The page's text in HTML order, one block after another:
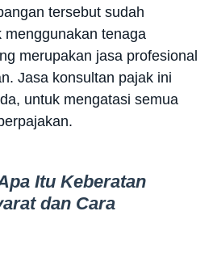
tersebut sudah
tenaga
merupakan jasa profesional
Jasa konsultan pajak ini
untuk mengatasi semua
Itu Keberatan
dan Cara